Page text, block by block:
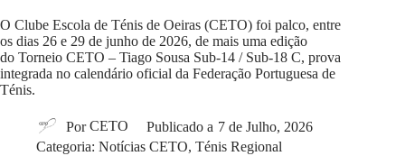
O Clube Escola de Ténis de Oeiras (CETO) foi palco, entre
os dias 26 e 29 de junho de 2026, de mais uma edição
do Torneio CETO – Tiago Sousa Sub-14 / Sub-18 C, prova
integrada no calendário oficial da Federação Portuguesa de
Ténis.
Por CETO Publicado a 7 de Julho, 2026
Categoria: Notícias CETO,Ténis Regional